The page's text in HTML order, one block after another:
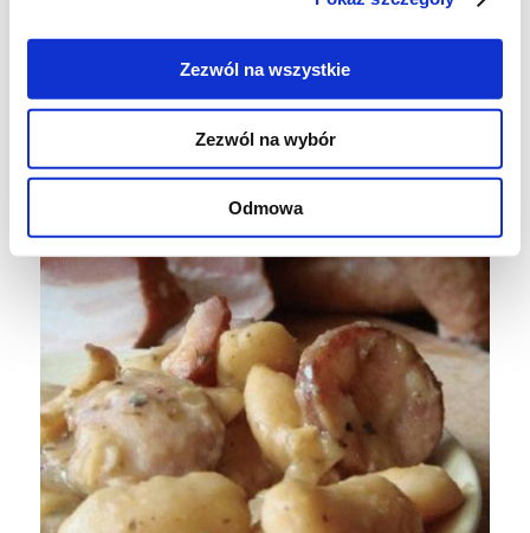
Zezwól na wszystkie
Zezwól na wybór
Odmowa